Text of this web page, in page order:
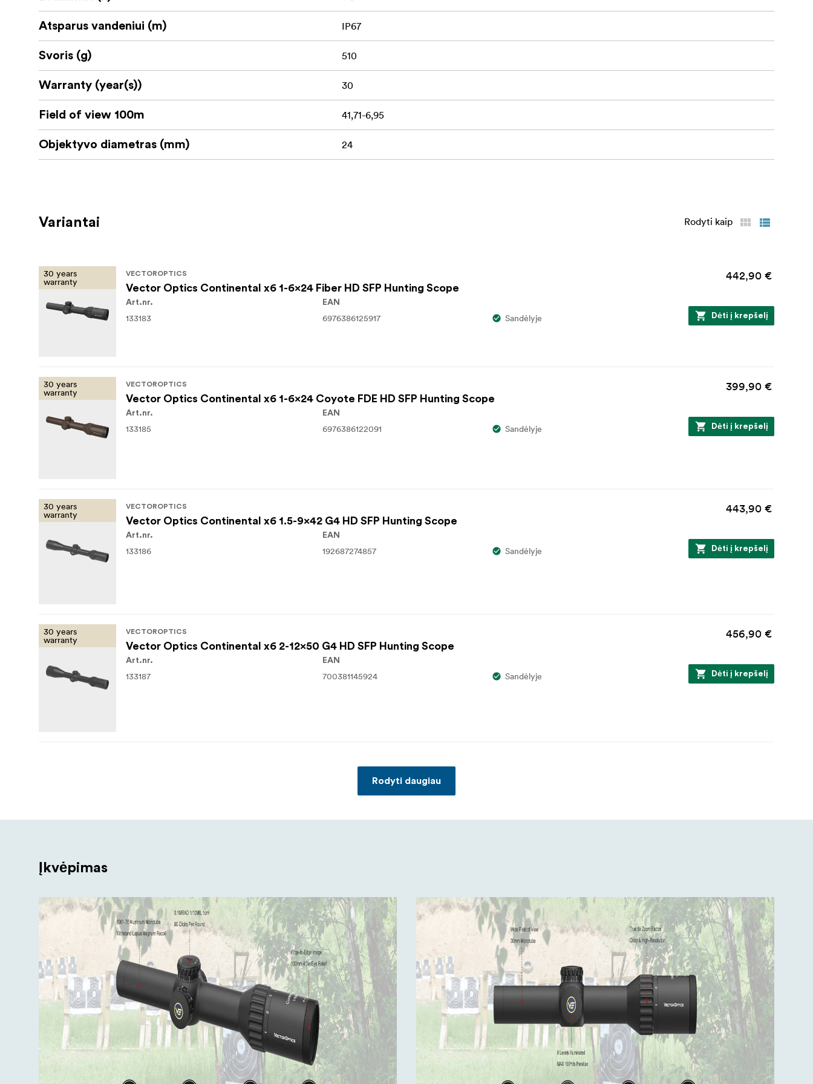
Valymo šluostė
Garantinė kortelė
.
Atsparus vandeniui (m) IP67
Svoris (g) 510
Warranty (year(s)) 30
Field of view 100m 41,71-6,95
Objektyvo diametras (mm) 24
Variantai Rodyti kaip
30 years
warranty
VECTOROPTICS
Vector Optics Continental x6 1-6x24 Fiber HD SFP Hunting Scope
442,90 €
Art.nr.
133183
EAN
6976386125917 Sandėlyje Dėti į krepšelį
30 years
warranty
VECTOROPTICS
Vector Optics Continental x6 1-6x24 Coyote FDE HD SFP Hunting Scope
399,90 €
Art.nr.
133185
EAN
6976386122091 Sandėlyje Dėti į krepšelį
30 years
warranty
VECTOROPTICS
Vector Optics Continental x6 1.5-9x42 G4 HD SFP Hunting Scope
443,90 €
Art.nr.
133186
EAN
192687274857 Sandėlyje Dėti į krepšelį
30 years
warranty
VECTOROPTICS
Vector Optics Continental x6 2-12x50 G4 HD SFP Hunting Scope
456,90 €
Art.nr.
133187
EAN
700381145924 Sandėlyje Dėti į krepšelį
Rodyti daugiau
Įkvėpimas